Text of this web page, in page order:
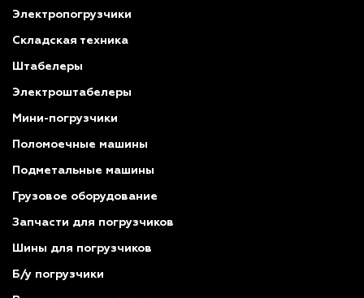
Электропогрузчики
Складская техника
Штабелеры
Электроштабелеры
Мини-погрузчики
Поломоечные машины
Подметальные машины
Грузовое оборудование
Запчасти для погрузчиков
Шины для погрузчиков
Б/у погрузчики